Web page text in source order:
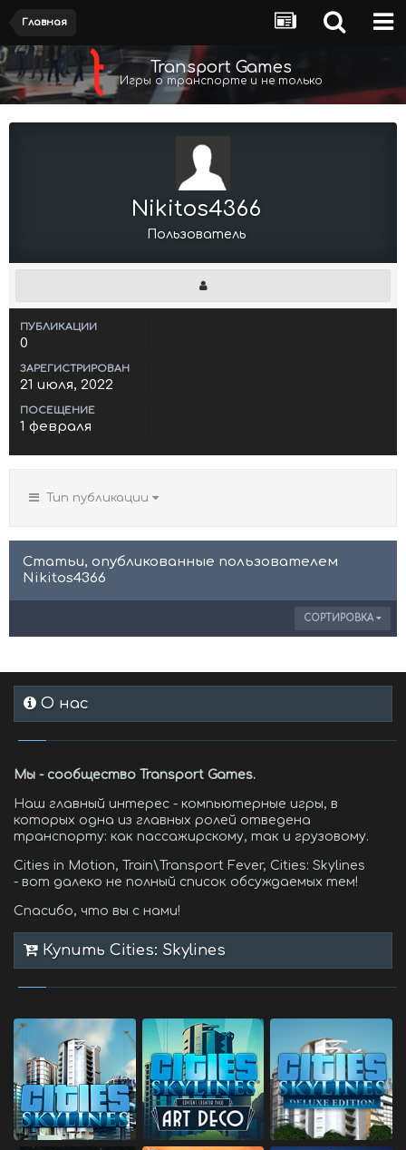
Главная
Transport Games
Игры о транспорте и не только
Nikitos4366
Пользователь
ПУБЛИКАЦИИ
0
ЗАРЕГИСТРИРОВАН
21 июля, 2022
ПОСЕЩЕНИЕ
1 февраля
Тип публикации
Статьи, опубликованные пользователем
Nikitos4366
СОРТИРОВКА
О нас
Мы - сообщество Transport Games.
Наш главный интерес - компьютерные игры, в
которых одна из главных ролей отведена
транспорту: как пассажирскому, так и грузовому.
Cities in Motion, Train\Transport Fever, Cities: Skylines
- вот далеко не полный список обсуждаемых тем!
Спасибо, что вы с нами!
Купить Cities: Skylines